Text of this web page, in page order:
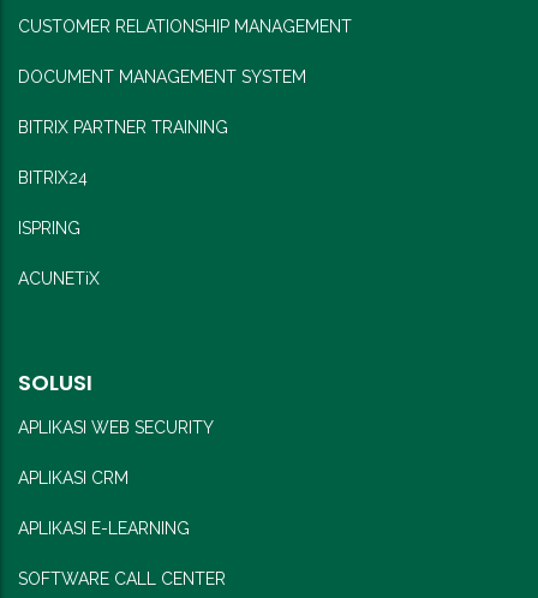
CUSTOMER RELATIONSHIP MANAGEMENT
DOCUMENT MANAGEMENT SYSTEM
BITRIX PARTNER TRAINING
BITRIX24
ISPRING
ACUNETiX
SOLUSI
APLIKASI WEB SECURITY
APLIKASI CRM
APLIKASI E-LEARNING
SOFTWARE CALL CENTER